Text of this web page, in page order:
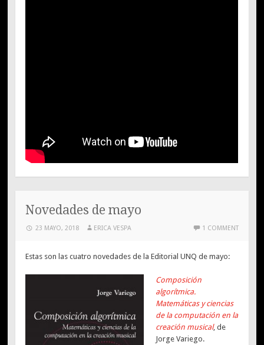
Novedades de mayo
23 MAYO, 2018 ERICA VESPA 1 COMMENT
Estas son las cuatro novedades de la Editorial UNQ de mayo:
Composición
algorítmica.
Matemáticas y ciencias
de la computación en la
creación musical, de
Jorge Variego.